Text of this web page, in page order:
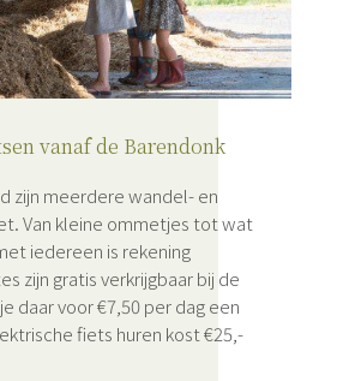
vanaf de Barendonk
zijn meerdere wandel- en
Van kleine ommetjes tot wat
iedereen is rekening
zijn gratis verkrijgbaar bij de
daar voor €7,50 per dag een
fiets huren kost €25,-